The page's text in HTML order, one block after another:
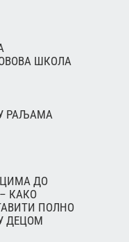
ШКОЛА
РАЉАМА
ДО
КАКО
ПОЛНО
ДЕЦОМ